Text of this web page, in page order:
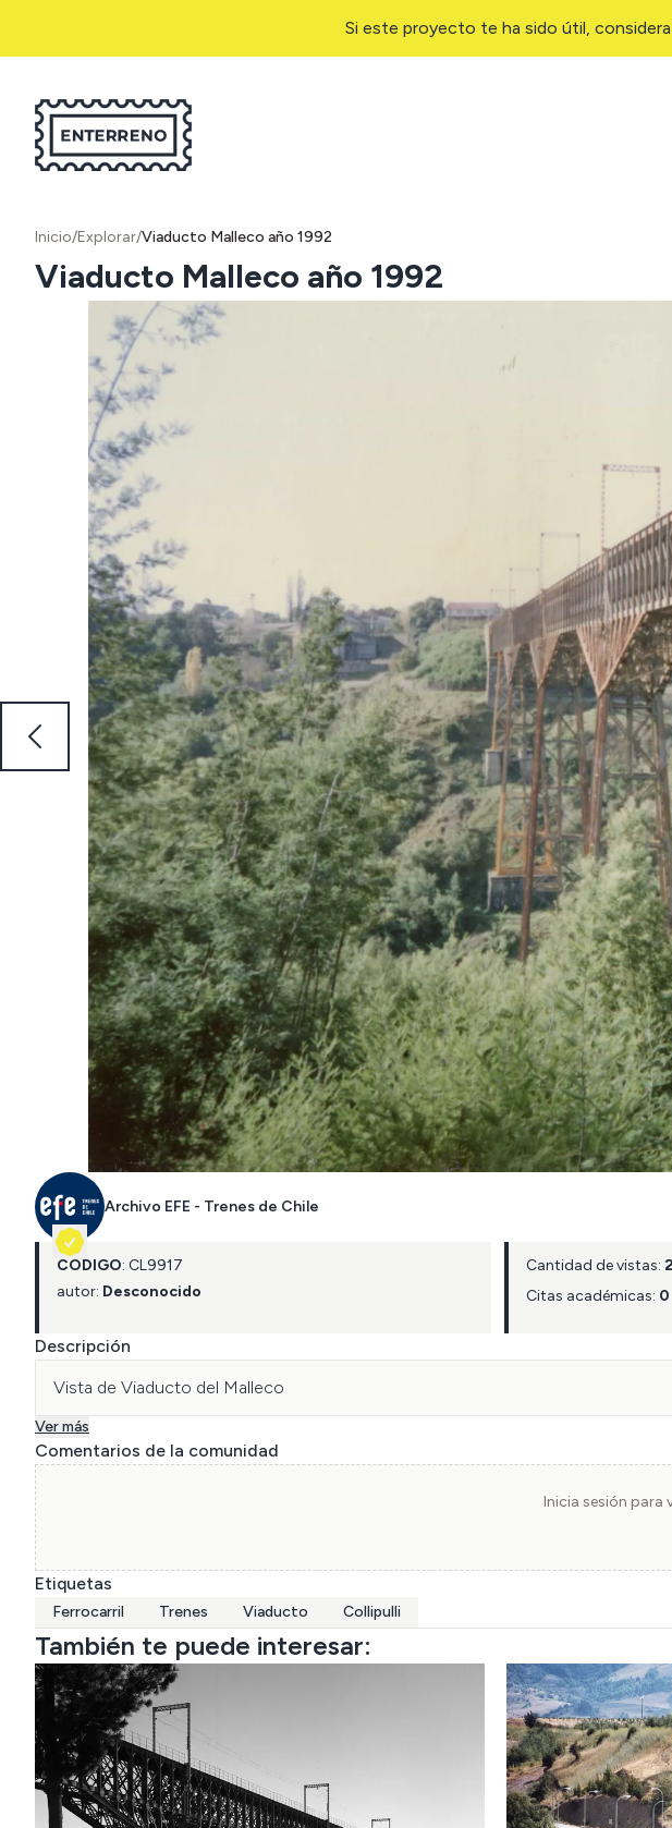
Si este proyecto te ha sido útil,
Inicio/Explorar/Viaducto Malleco año 1992
Viaducto Malleco año 1992
Archivo EFE - Trenes de Chile
CÓDIGO: CL9917
autor: Desconocido
Cantidad de vistas:
Citas académicas: 0
Descripción
Vista de Viaducto del Malleco
Ver más
Comentarios de la comunidad
Inicia sesión
Etiquetas
Ferrocarril Trenes Viaducto Collipulli
También te puede interesar: